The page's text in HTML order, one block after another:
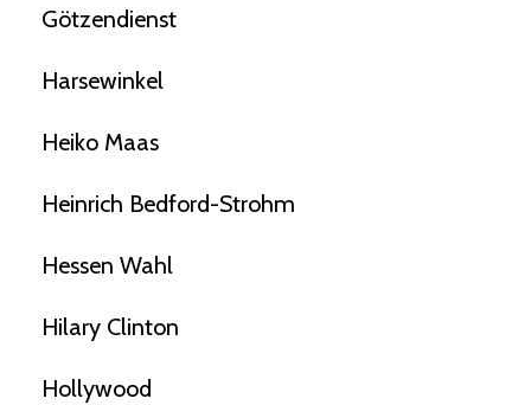
Götzendienst
Harsewinkel
Heiko Maas
Heinrich Bedford-Strohm
Hessen Wahl
Hilary Clinton
Hollywood